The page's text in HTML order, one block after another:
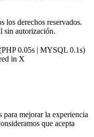
los derechos reservados.
sin autorización.
0.05s | MYSQL 0.1s)
in X
mejorar la experiencia
que acepta